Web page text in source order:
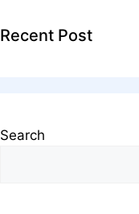
Recent Post
Search